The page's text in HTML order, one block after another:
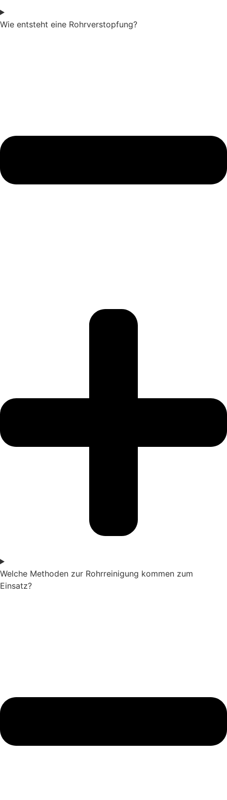
Wie entsteht eine Rohrverstopfung?
Welche Methoden zur Rohrreinigung kommen zum
Einsatz?